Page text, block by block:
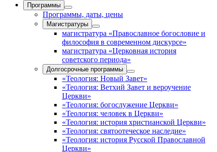
Программы
Программы, даты, цены
Магистратуры
магистратура «Православное богословие и
философия в современном дискурсе»
магистратура «Церковная история
советского периода»
Долгосрочные программы
«Теология: Новый Завет»
«Теология: Ветхий Завет и вероучение
Церкви»
«Теология: богослужение Церкви»
«Теология: человек в Церкви»
«Теология: история христианской Церкви»
«Теология: святоотеческое наследие»
«Теология: история Русской Православной
Церкви»